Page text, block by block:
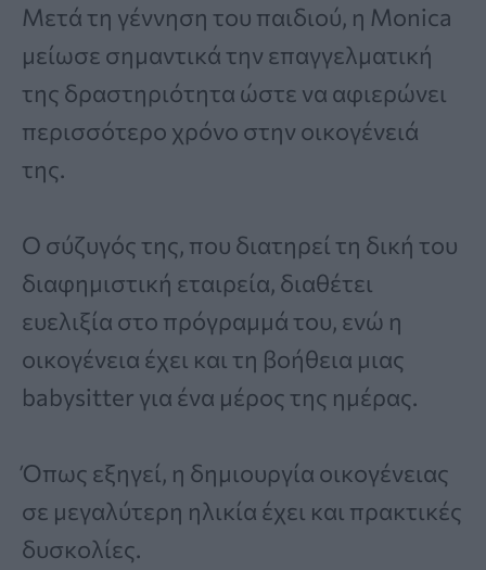
Μετά τη γέννηση του παιδιού, η Monica
μείωσε σημαντικά την επαγγελματική
της δραστηριότητα ώστε να αφιερώνει
περισσότερο χρόνο στην οικογένειά
της.
Ο σύζυγός της, που διατηρεί τη δική του
διαφημιστική εταιρεία, διαθέτει
ευελιξία στο πρόγραμμά του, ενώ η
οικογένεια έχει και τη βοήθεια μιας
babysitter για ένα μέρος της ημέρας.
Όπως εξηγεί, η δημιουργία οικογένειας
σε μεγαλύτερη ηλικία έχει και πρακτικές
δυσκολίες.